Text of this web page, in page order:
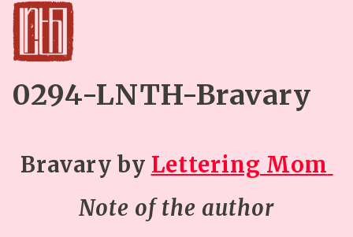
0294-LNTH-Bravary
Bravary by Lettering Mom
Note of the author